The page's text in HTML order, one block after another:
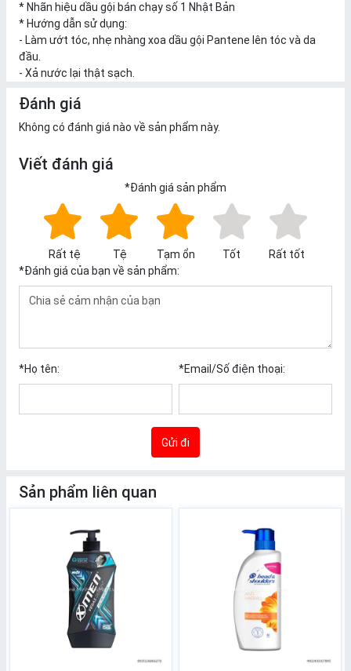
* Nhãn hiệu dầu gội bán chạy số 1 Nhật Bản
* Hướng dẫn sử dụng:
- Làm ướt tóc, nhẹ nhàng xoa dầu gội Pantene lên tóc và da
đầu.
- Xả nước lại thật sạch.
Đánh giá
Không có đánh giá nào về sản phẩm này.
Viết đánh giá
*Đánh giá sản phẩm
Rất tệ Tệ Tạm ổn Tốt
Rất tốt
*Đánh giá của bạn về sản phẩm:
*Họ tên: *Email/Số điện thoại:
Gửi đi
Sản phẩm liên quan